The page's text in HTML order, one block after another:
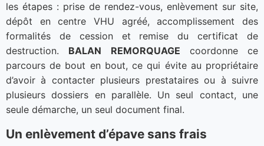
les étapes : prise de rendez-vous, enlèvement sur site,
dépôt en centre VHU agréé, accomplissement des
formalités de cession et remise du certificat de
destruction. BALAN REMORQUAGE coordonne ce
parcours de bout en bout, ce qui évite au propriétaire
d’avoir à contacter plusieurs prestataires ou à suivre
plusieurs dossiers en parallèle. Un seul contact, une
seule démarche, un seul document final.
Un enlèvement d’épave sans frais